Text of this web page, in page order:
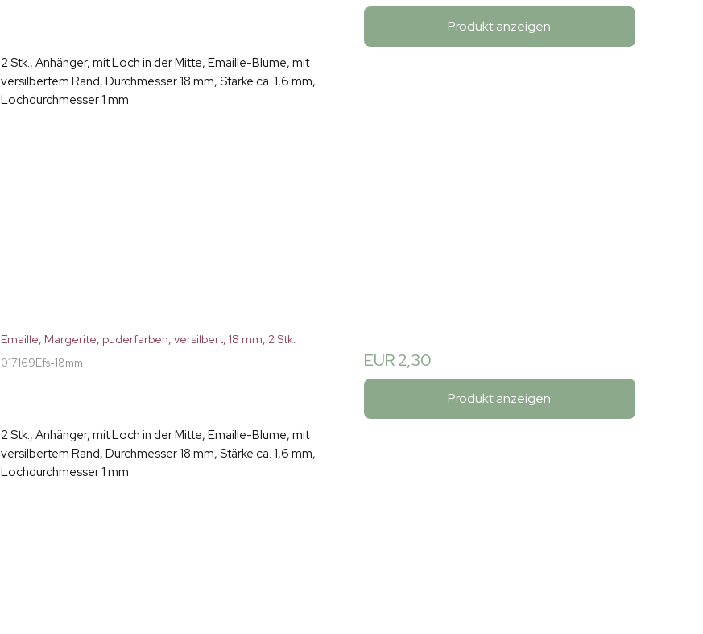
2 Stk., Anhänger, mit Loch in der Mitte, Emaille-Blume, mit
versilbertem Rand, Durchmesser 18 mm, Stärke ca. 1,6 mm,
Lochdurchmesser 1 mm
Produkt anzeigen
Emaille, Margerite, puderfarben, versilbert, 18 mm, 2 Stk.
017169Efs-18mm
2 Stk., Anhänger, mit Loch in der Mitte, Emaille-Blume, mit
versilbertem Rand, Durchmesser 18 mm, Stärke ca. 1,6 mm,
Lochdurchmesser 1 mm
EUR 2,30
Produkt anzeigen